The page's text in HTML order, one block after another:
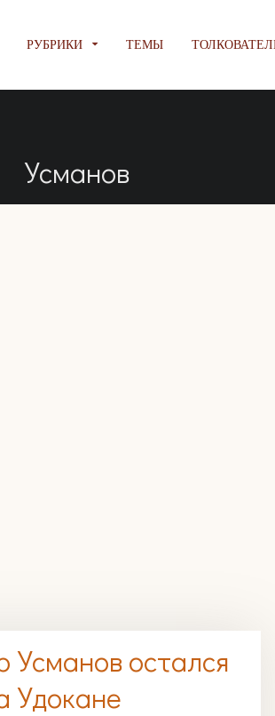
РУБРИКИ ТЕМЫ
Усманов
Усманов остался
Удокане